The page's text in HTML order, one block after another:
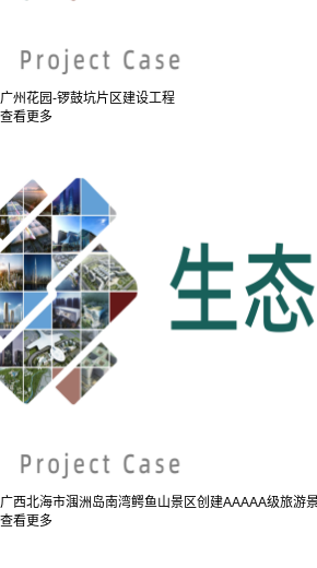
广州花园-锣鼓坑片区建设工程
查看更多
广西北海市涠洲岛南湾鳄鱼山景区创建AAAAA级旅游
查看更多